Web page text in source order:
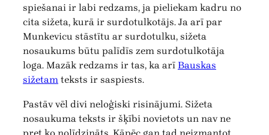
spiešanai ir labi redzams, ja pieliekam kadru no
cita sižeta, kurā ir surdotulkotājs. Ja arī par
Munkevicu stāstītu ar surdotulku, sižeta
nosaukums būtu palīdīs zem surdotulkotāja
loga. Mazāk redzams ir tas, ka arī Bauskas
sižetam teksts ir saspiests.
Pastāv vēl divi neloģiski risinājumi. Sižeta
nosaukuma teksts ir šķībi novietots un nav ne